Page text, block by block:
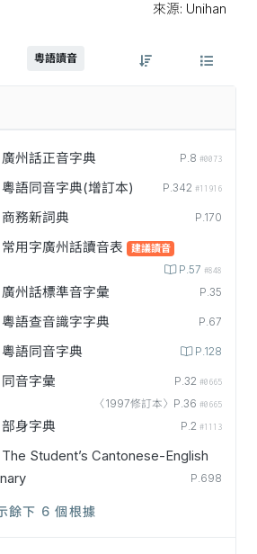
來源: Unihan
粵語讀音
廣州話正音字典 P.8 #0073
粵語同音字典(增訂本) P.342 #11916
商務新詞典 P.170
常用字廣州話讀音表 建議讀音
P.57 #848
廣州話標準音字彙 P.35
粵語查音識字字典 P.67
粵語同音字典 P.128
同音字彙 P.32 #0665
〈1997修訂本〉P.36 #0665
部身字典 P.2 #1113
The Student’s Cantonese-English
P.698
餘下 6 個根據